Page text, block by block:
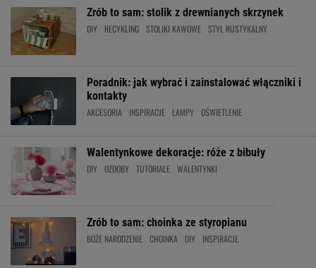
Zrób to sam: stolik z drewnianych skrzynek
DIY RECYKLING STOLIKI KAWOWE STYL RUSTYKALNY
Poradnik: jak wybrać i zainstalować włączniki i
kontakty
AKCESORIA INSPIRACJE LAMPY OŚWIETLENIE
Walentynkowe dekoracje: róże z bibuły
DIY OZDOBY TUTORIALE WALENTYNKI
Zrób to sam: choinka ze styropianu
BOŻE NARODZENIE CHOINKA DIY INSPIRACJE